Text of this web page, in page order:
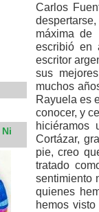
Carlos
máxima
escribió en
escritor
sus
muchos
Rayuela es
conocer, y
hiciéramos
Cortázar,
pie, creo
tratado
sentimiento
quienes
hemos